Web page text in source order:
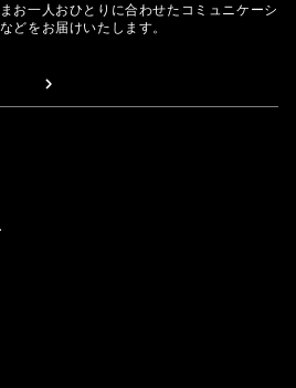
お一人おひとりに合わせたコミュニケーシ
どをお届けいたします。